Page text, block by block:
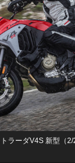
ラーダV4S 新型（2/